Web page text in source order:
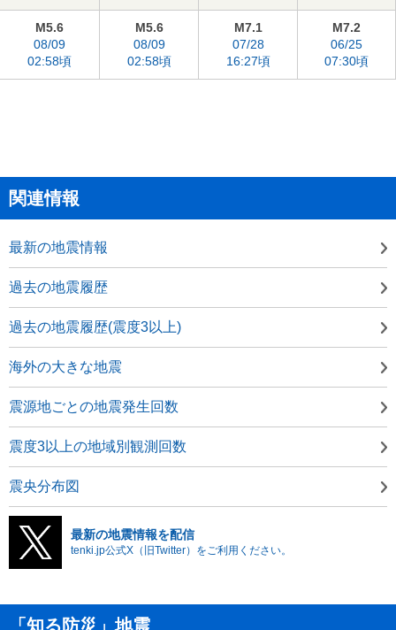
M5.6
08/09
02:58頃
M5.6
08/09
02:58頃
M7.1
07/28
16:27頃
M7.2
06/25
07:30頃
関連情報
最新の地震情報
過去の地震履歴
過去の地震履歴(震度3以上)
海外の大きな地震
震源地ごとの地震発生回数
震度3以上の地域別観測回数
震央分布図
最新の地震情報を配信
tenki.jp公式X（旧Twitter）をご利用ください。
「知る防災」地震